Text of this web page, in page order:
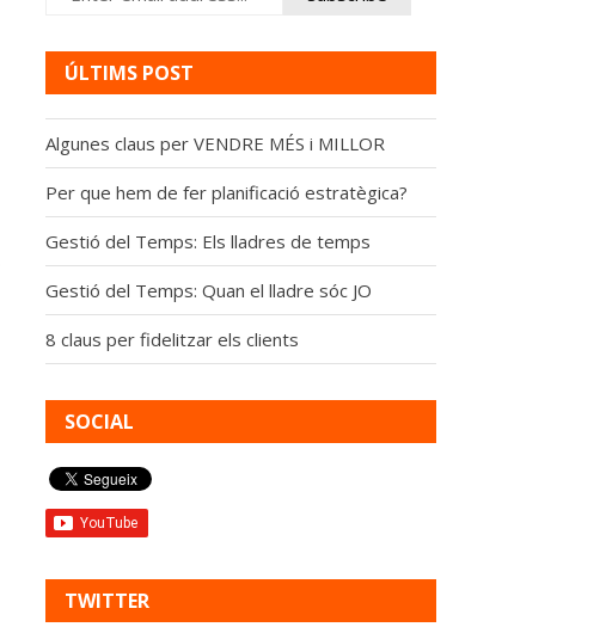
ÚLTIMS POST
Algunes claus per VENDRE MÉS i MILLOR
Per que hem de fer planificació estratègica?
Gestió del Temps: Els lladres de temps
Gestió del Temps: Quan el lladre sóc JO
8 claus per fidelitzar els clients
SOCIAL
TWITTER